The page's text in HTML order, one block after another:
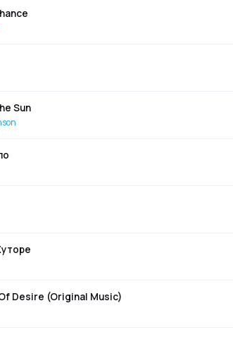
Sun
Desire (Original Music)